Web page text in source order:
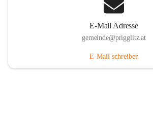
E-Mail Adresse
gemeinde@prigglitz.at
E-Mail schreiben